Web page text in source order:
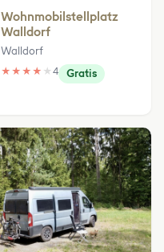
Wohnmobilstellplatz
Walldorf
Walldorf
★ ★ ★ ★ ★ 4 Gratis